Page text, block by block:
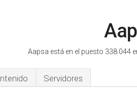
Aapsa está en el puesto 338.044
Servidores